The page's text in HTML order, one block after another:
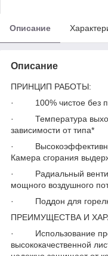
Описание
Описание
ПРИНЦИП РАБОТЫ:
· 100% чистое без
· Температура
зависимости от типа*
·
Камера сгорания
· Радиальный
мощного воздушного
· Поддон для горелки
ПРЕИМУЩЕСТВА И
· Использование
высококачественной